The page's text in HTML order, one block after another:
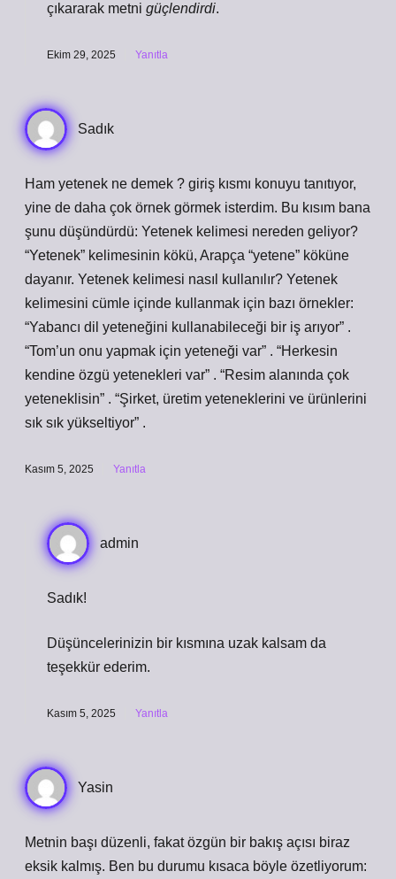
çıkararak metni güçlendirdi.
Ekim 29, 2025 Yanıtla
Sadık
Ham yetenek ne demek ? giriş kısmı konuyu tanıtıyor,
yine de daha çok örnek görmek isterdim. Bu kısım bana
şunu düşündürdü: Yetenek kelimesi nereden geliyor?
“Yetenek” kelimesinin kökü, Arapça “yetene” köküne
dayanır. Yetenek kelimesi nasıl kullanılır? Yetenek
kelimesini cümle içinde kullanmak için bazı örnekler:
“Yabancı dil yeteneğini kullanabileceği bir iş arıyor” .
“Tom’un onu yapmak için yeteneği var” . “Herkesin
kendine özgü yetenekleri var” . “Resim alanında çok
yeteneklisin” . “Şirket, üretim yeteneklerini ve ürünlerini
sık sık yükseltiyor” .
Kasım 5, 2025 Yanıtla
admin
Sadık!
Düşüncelerinizin bir kısmına uzak kalsam da
teşekkür ederim.
Kasım 5, 2025 Yanıtla
Yasin
Metnin başı düzenli, fakat özgün bir bakış açısı biraz
eksik kalmış. Ben bu durumu kısaca böyle özetliyorum: